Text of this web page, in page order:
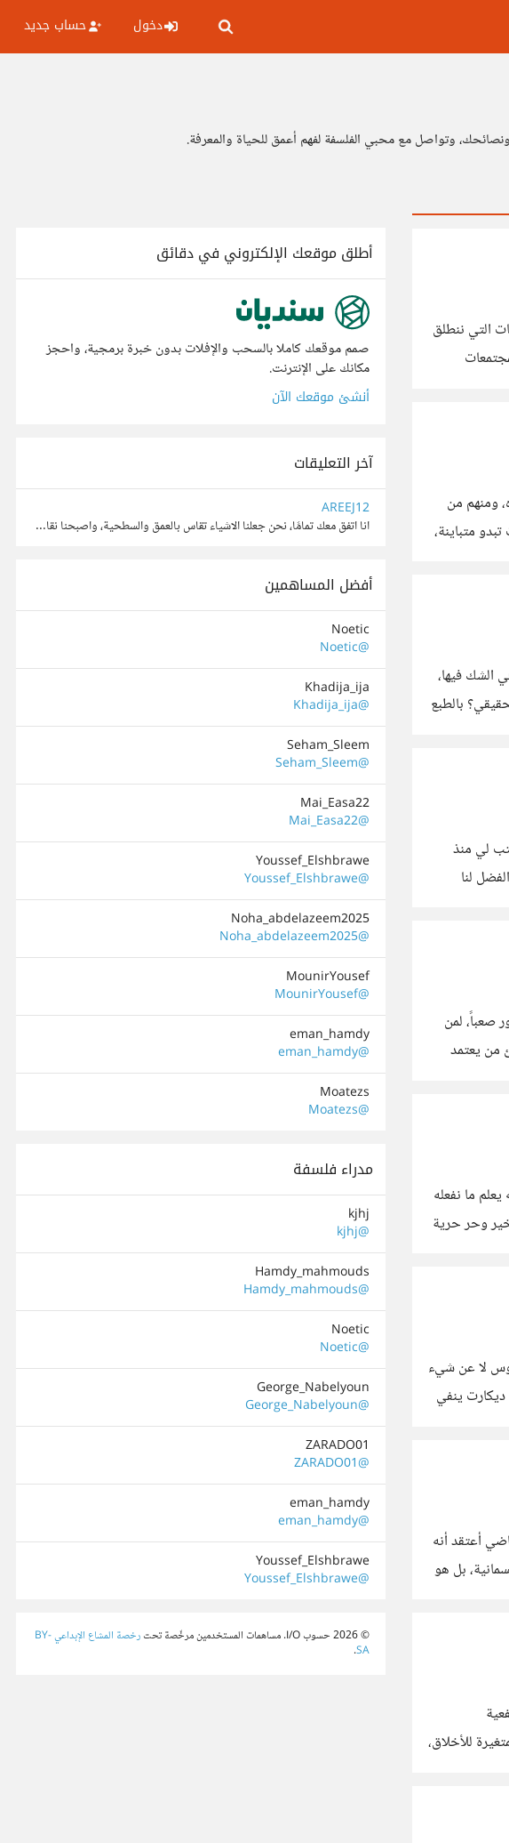
دخول حساب جديد
وتواصل مع محبي الفلسفة لفهم أعمق للحياة والمعرفة.
التي ننطلق
ومنهم من
متباينة،
الشك فيها،
بالطبع
لي منذ
لنا
صعباً، لمن
من يعتمد
ما نفعله
وحر حرية
لا عن شيء
ديكارت ينفي
أعتقد أنه
بل هو
للأخلاق،
أطلق موقعك الإلكتروني في دقائق
صمم موقعك كاملا بالسحب والإفلات بدون خبرة برمجية، واحجز
مكانك على الإنترنت.
أنشئ موقعك الآن
آخر التعليقات
AREEJ12
انا اتفق معك تمامًا، نحن جعلنا الاشياء تقاس بالعمق والسطحية، واصبحنا نقارن بين هذا وذاك، لكل مجالٍ أوناس تفضله، وان نقلل من نص كتبت به مشاعر شخص حتى وان كانت مؤقته ليس صحيحًا، حتى المشاعر اصبحنا نق...
أفضل المساهمين
Noetic
@Noetic
Khadija_ija
@Khadija_ija
Seham_Sleem
@Seham_Sleem
Mai_Easa22
@Mai_Easa22
Youssef_Elshbrawe
@Youssef_Elshbrawe
Noha_abdelazeem2025
@Noha_abdelazeem2025
MounirYousef
@MounirYousef
eman_hamdy
@eman_hamdy
Moatezs
@Moatezs
مدراء فلسفة
kjhj
@kjhj
Hamdy_mahmouds
@Hamdy_mahmouds
Noetic
@Noetic
George_Nabelyoun
@George_Nabelyoun
ZARADO01
@ZARADO01
eman_hamdy
@eman_hamdy
Youssef_Elshbrawe
@Youssef_Elshbrawe
© 2026 حسوب I/O. مساهمات المستخدمين مرخّصة تحت
رخصة المشاع الإبداعي BY-
SA
.